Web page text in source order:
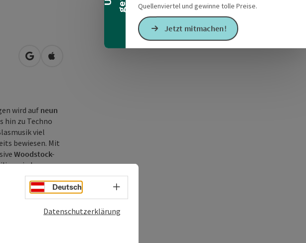
Quellenviertel und gewinne tolle Preise.
Jetzt mitmachen!
in Google Maps öffnen
in Apple Maps öffnen
wird auf neun
hin zu Techno
viel
bewiesen. Mit
Woodstock-
wieder zum
Deutsch Sprachwahl - Menü öffnen
Datenschutzerklärung